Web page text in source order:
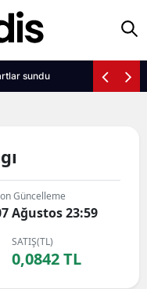
sundu
Güncelleme
Ağustos 23:59
SATIŞ(TL)
0,0842 TL